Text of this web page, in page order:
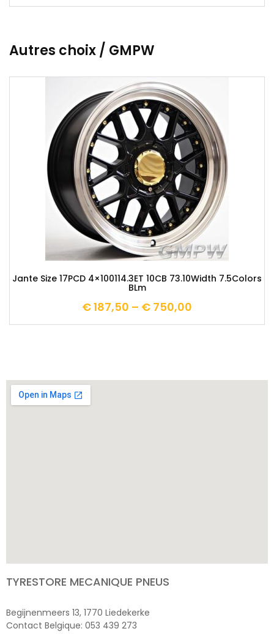
Autres choix / GMPW
Jante Size 17PCD 4×100114.3ET 10CB 73.10Width 7.5Colors
BLm
€187,50 – € 750,00
TYRESTORE MECANIQUE PNEUS
Begijnenmeers 13, 1770 Liedekerke
Contact Belgique: 053 439 273